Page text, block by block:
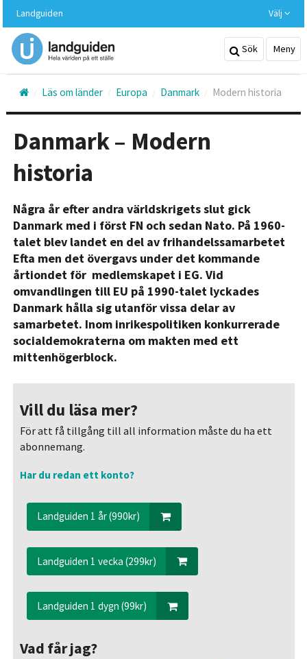
huvudinnehållet
Landguiden Välj
Sök Meny
Läs om länder Europa Danmark Modern historia
Danmark – Modern
historia
Några år efter andra världskrigets slut gick
Danmark med i först FN och sedan Nato. På 1960-
talet blev landet en del av frihandelssamarbetet
Efta men det övergavs under det kommande
årtiondet för medlemskapet i EG. Vid
omvandlingen till EU på 1990-talet lyckades
Danmark hålla sig utanför vissa delar av
samarbetet. Inom inrikespolitiken konkurrerade
socialdemokraterna om makten med ett
mittenhögerblock.
Vill du läsa mer?
För att få tillgång till all information måste du ha ett
abonnemang.
Har du redan ett konto?
Landguiden 1 år (990kr)
Landguiden 1 vecka (299kr)
Landguiden 1 dygn (99kr)
Vad får jag?